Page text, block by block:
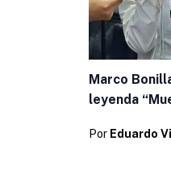
Marco
leyenda
Por Eduardo